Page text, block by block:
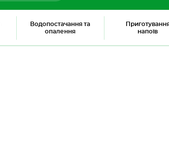
Водопостачання та
опалення
напоїв